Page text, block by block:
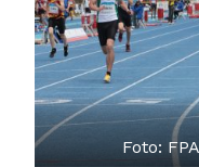
Foto: